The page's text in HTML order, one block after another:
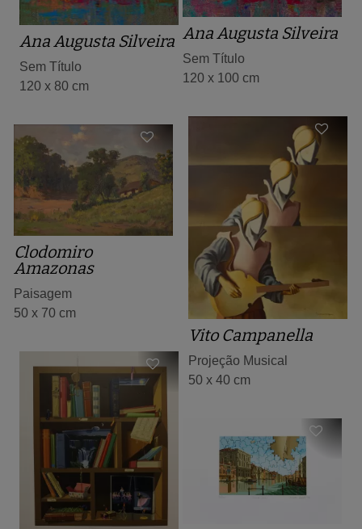
Ana Augusta Silveira
Sem Título
120 x 80 cm
Ana Augusta Silveira
Sem Título
120 x 100 cm
Vito Campanella
Projeção Musical
50 x 40 cm
Clodomiro
Amazonas
Paisagem
50 x 70 cm